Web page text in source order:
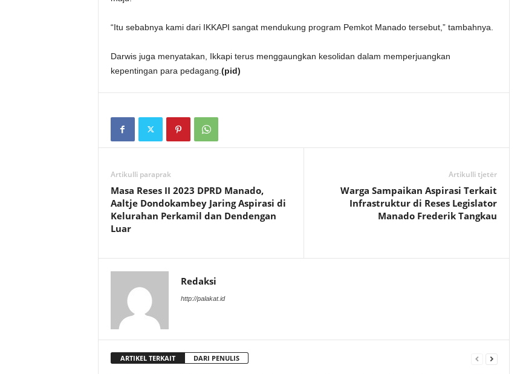
“Itu sebabnya kami dari IKKAPI sangat mendukung program Pemkot Manado tersebut,” tambahnya.
Darwis juga menyatakan, Ikkapi terus menggaungkan kesolidan dalam memperjuangkan
kepentingan para pedagang. (pid)
Artikulli paraprak
Masa Reses II 2023 DPRD Manado,
Aaltje Dondokambey Jaring Aspirasi di
Kelurahan Perkamil dan Dendengan
Luar
Artikulli tjetër
Warga Sampaikan Aspirasi Terkait
Infrastruktur di Reses Legislator
Manado Frederik Tangkau
Redaksi
http://palakat.id
ARTIKEL TERKAIT DARI PENULIS